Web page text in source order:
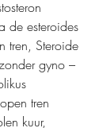
de esteroides
tren, Steroide
gyno –
tren
kuur,